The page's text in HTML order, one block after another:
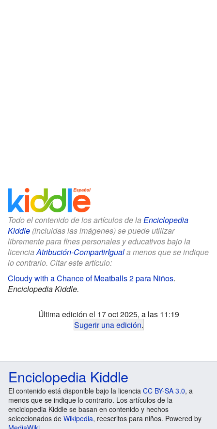
Todo el contenido de los artículos de la Enciclopedia
Kiddle (incluidas las imágenes) se puede utilizar
libremente para fines personales y educativos bajo la
licenciaAtribución-CompartirIguala menos que se indique
lo contrario. Citar este artículo:
Cloudy with a Chance of Meatballs 2 para Niños.
Enciclopedia Kiddle.
Última edición el 17 oct 2025, a las 11:19
Sugerir una edición.
Enciclopedia Kiddle
El contenido está disponible bajo la licencia CC BY-SA 3.0, a
menos que se indique lo contrario. Los artículos de la
enciclopedia Kiddle se basan en contenido y hechos
seleccionados de Wikipedia, reescritos para niños. Powered by